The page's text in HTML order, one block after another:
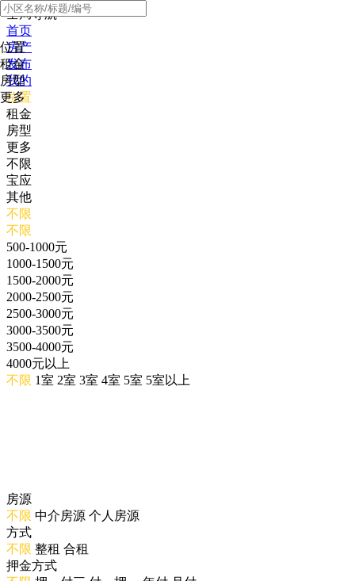
全局导航
首页
房产
发布
我的
位置
租金
房型
更多
位置
租金
房型
更多
不限
宝应
其他
不限
不限
500-1000元
1000-1500元
1500-2000元
2000-2500元
2500-3000元
3000-3500元
3500-4000元
4000元以上
不限 1室 2室 3室 4室 5室 5室以上
房源
不限 中介房源 个人房源
方式
不限 整租 合租
押金方式